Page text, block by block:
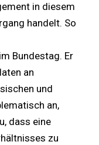
in diesem
handelt. So
Bundestag. Er
an
und
an,
dass eine
zu